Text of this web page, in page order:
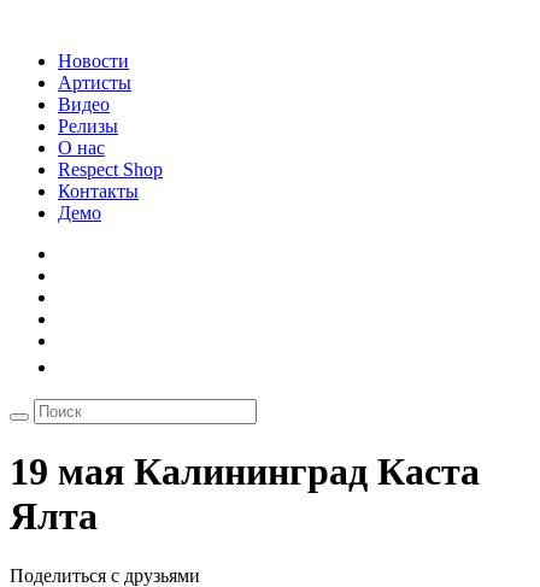
Новости
Артисты
Видео
Релизы
О нас
Respect Shop
Контакты
Демо
19 мая Калининград Каста
Ялта
Поделиться с друзьями